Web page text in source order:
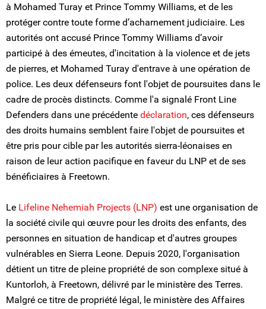
à Mohamed Turay et Prince Tommy Williams, et de les
protéger contre toute forme d’acharnement judiciaire. Les
autorités ont accusé Prince Tommy Williams d’avoir
participé à des émeutes, d'incitation à la violence et de jets
de pierres, et Mohamed Turay d'entrave à une opération de
police. Les deux défenseurs font l'objet de poursuites dans le
cadre de procès distincts. Comme l'a signalé Front Line
Defenders dans une précédente déclaration, ces défenseurs
des droits humains semblent faire l'objet de poursuites et
être pris pour cible par les autorités sierra-léonaises en
raison de leur action pacifique en faveur du LNP et de ses
bénéficiaires à Freetown.
Le Lifeline Nehemiah Projects (LNP) est une organisation de
la société civile qui œuvre pour les droits des enfants, des
personnes en situation de handicap et d'autres groupes
vulnérables en Sierra Leone. Depuis 2020, l'organisation
détient un titre de pleine propriété de son complexe situé à
Kuntorloh, à Freetown, délivré par le ministère des Terres.
Malgré ce titre de propriété légal, le ministère des Affaires